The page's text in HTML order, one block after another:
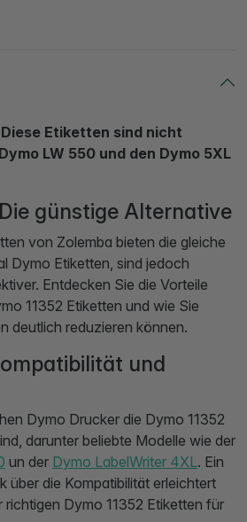
Etiketten sind nicht
LW 550 und den Dymo 5XL
günstige Alternative
von Zolemba bieten die gleiche
Dymo Etiketten, sind jedoch
Entdecken Sie die Vorteile
11352 Etiketten und wie Sie
deutlich reduzieren können.
und
Dymo Drucker die Dymo 11352
darunter beliebte Modelle wie der
un der Dymo LabelWriter 4XL. Ein
über die Kompatibilität erleichtert
Dymo 11352 Etiketten für